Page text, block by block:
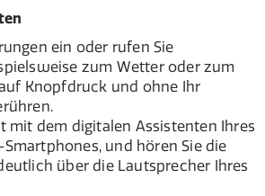
ein oder rufen Sie
zum Wetter oder zum
Knopfdruck und ohne Ihr
mit dem digitalen Assistenten Ihres
und hören Sie die
über die Lautsprecher Ihres